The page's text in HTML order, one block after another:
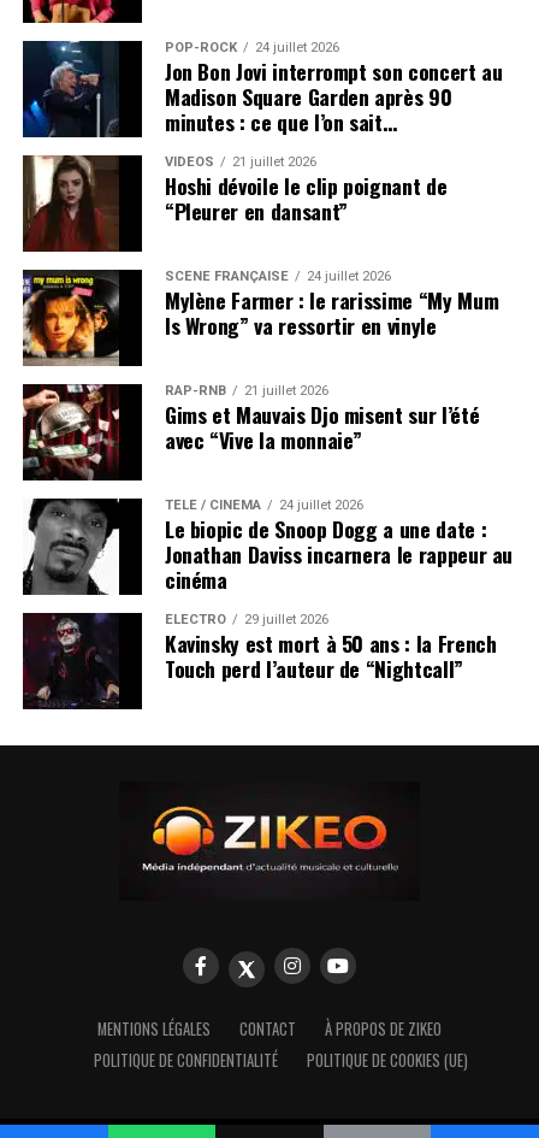
POP-ROCK 24 juillet 2026
Jon Bon Jovi interrompt son concert au
Madison Square Garden après 90
minutes : ce que l’on sait…
VIDEOS 21 juillet 2026
Hoshi dévoile le clip poignant de
“Pleurer en dansant”
SCÈNE FRANÇAISE 24 juillet 2026
Mylène Farmer : le rarissime “My Mum
Is Wrong” va ressortir en vinyle
RAP-RNB 21 juillet 2026
Gims et Mauvais Djo misent sur l’été
avec “Vive la monnaie”
TÉLÉ / CINÉMA 24 juillet 2026
Le biopic de Snoop Dogg a une date :
Jonathan Daviss incarnera le rappeur au
cinéma
ÉLECTRO 29 juillet 2026
Kavinsky est mort à 50 ans : la French
Touch perd l’auteur de “Nightcall”
MENTIONS LÉGALES CONTACT
À PROPOS DE ZIKEO
POLITIQUE DE CONFIDENTIALITÉ
POLITIQUE DE COOKIES (UE)